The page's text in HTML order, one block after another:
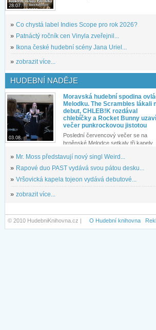
28.07.
» Co chystá label Indies Scope pro rok 2026?
» Patnáctý ročník cen Vinyla zveřejnil...
»
Ikona české hudební scény Jana Uriel...
» zobrazit více...
HUDEBNÍ NADĚJE
03.08.
Moravská hudební spodina
Melodku. The Scrambles lákali
debut, CHLEB!K rozdával
chlebíčky a Rocket Bunny
večer punkrockovou jistotou
Poslední červencový večer se na
brněnské Melodce setkaly tři kapely...
» Mr. Moss představují nový singl Weird...
» Rapové duo PAST vydává svou pátou desku...
» Vršovická kapela tojeon vydává debutové...
» zobrazit více...
© 2010 HudebniKnihovna.cz | O Hudební knihovna